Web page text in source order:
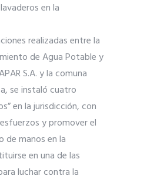
en la
realizadas entre la
de Agua Potable y
S.A. y la comuna
se instaló cuatro
en la jurisdicción, con
y promover el
de manos en la
en una de las
luchar contra la